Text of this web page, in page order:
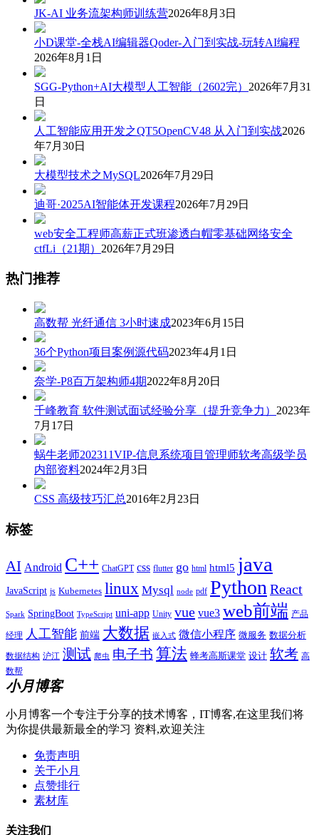
JK-AI 业务流架构师训练营2026年8月3日
小D课堂-全栈AI编辑器Qoder-入门到实战-玩转AI编程
2026年8月1日
SGG-Python+AI大模型人工智能（2602完） 2026年7月31
日
人工智能应用开发之QT5OpenCV48 从入门到实战2026
年7月30日
大模型技术之MySQL2026年7月29日
迪哥·2025AI智能体开发课程2026年7月29日
web安全工程师高薪正式班渗透白帽零基础网络安全
ctfLi（21期） 2026年7月29日
热门推荐
高数帮 光纤通信 3小时速成2023年6月15日
36个Python项目案例源代码2023年4月1日
奈学-P8百万架构师4期2022年8月20日
千峰教育 软件测试面试经验分享（提升竞争力） 2023年
7月17日
蜗牛老师202311VIP-信息系统项目管理师软考高级学员
内部资料2024年2月3日
CSS 高级技巧汇总2016年2月23日
标签
AI Android C++ ChatGPT css flutter go html html5 java
JavaScript js Kubernetes linux Mysql node pdf Python React
Spark SpringBoot TypeScript uni-app Unity vue vue3 web前端 产品
经理 人工智能 前端 大数据 嵌入式 微信小程序 微服务 数据分析
数据结构 沪江 测试 爬虫 电子书 算法 蜂考高斯课堂 设计 软考 高
数帮
小月博客
小月博客一个专注于分享的技术博客，IT博客,在这里我们将
为你提供最新最全的学习 资料,欢迎关注
免责声明
关于小月
点赞排行
素材库
关注我们